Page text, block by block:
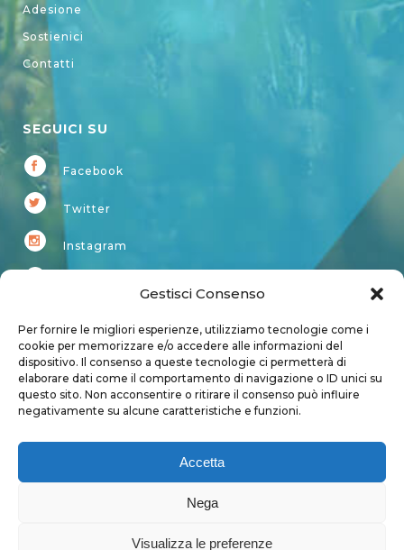
Gestisci Consenso
Per fornire le migliori esperienze, utilizziamo tecnologie come i
cookie per memorizzare e/o accedere alle informazioni del
dispositivo. Il consenso a queste tecnologie ci permetterà di
elaborare dati come il comportamento di navigazione o ID unici su
questo sito. Non acconsentire o ritirare il consenso può influire
negativamente su alcune caratteristiche e funzioni.
Accetta
Nega
Visualizza le preferenze
Adesione
Sostienici
Contatti
SEGUICI SU
Facebook
Twitter
Instagram
Account
Login
User page